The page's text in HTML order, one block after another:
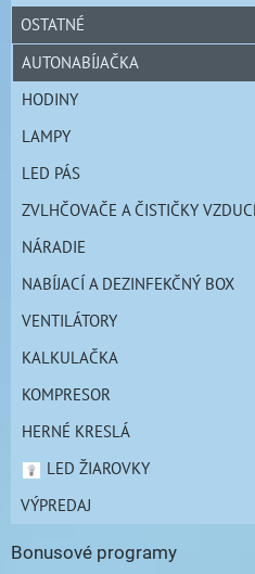
OSTATNÉ
AUTONABÍJAČKA
HODINY
LAMPY
LED PÁS
ZVLHČOVAČE A ČISTIČKY
NÁRADIE
NABÍJACÍ A DEZINFEKČNÝ BOX
VENTILÁTORY
KALKULAČKA
KOMPRESOR
HERNÉ KRESLÁ
LED ŽIAROVKY
VÝPREDAJ
Bonusové programy